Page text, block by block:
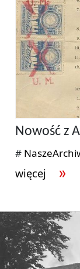
Nowość z
#
więcej